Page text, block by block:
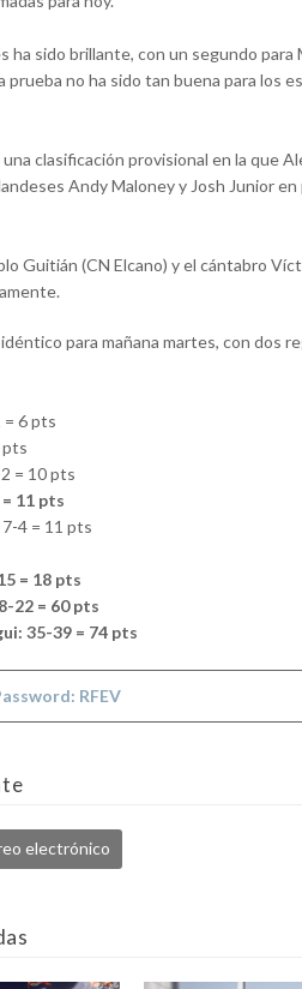
ha sido brillante, con un segundo
prueba no ha sido tan buena para los
clasificación provisional en la que
Andy Maloney y Josh Junior
Guitián (CN Elcano) y el cántabro
para mañana martes, con dos
= 6 pts
pts
= 10 pts
11 pts
4 = 11 pts
= 18 pts
22 = 60 pts
35-39 = 74 pts
RFEV
electrónico